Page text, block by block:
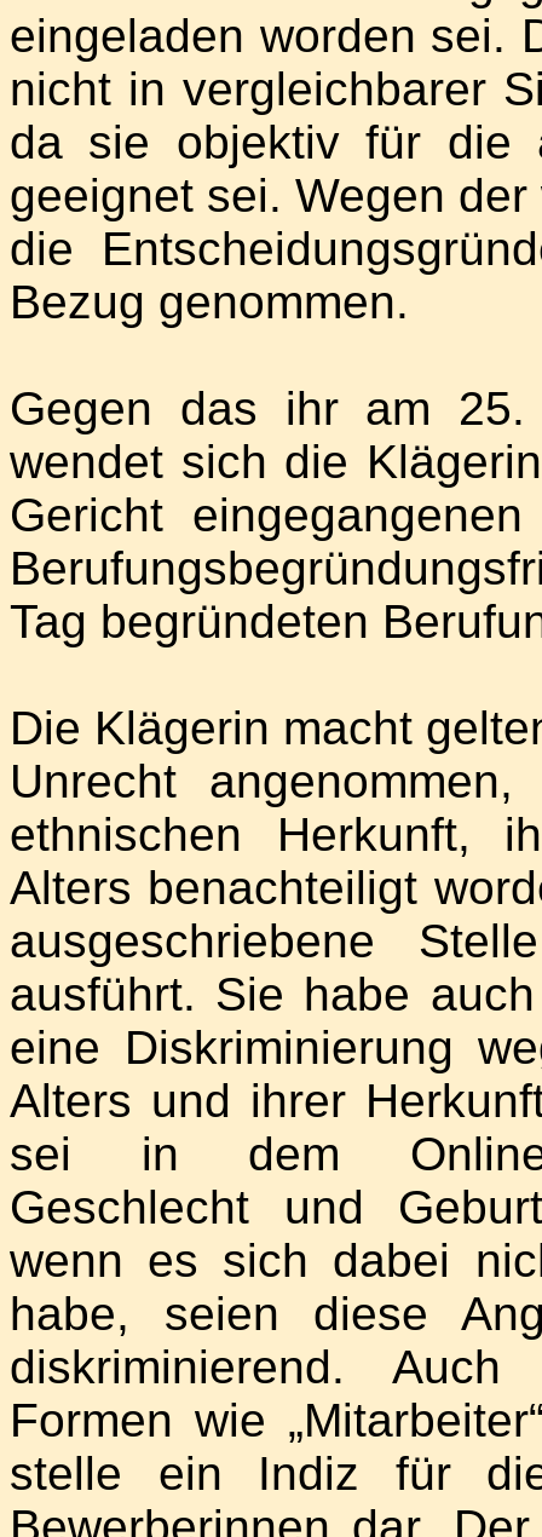
eingeladen worden sei.
nicht in vergleichbarer
da sie objektiv für die
geeignet sei. Wegen
die
Bezug genommen.
Gegen das ihr am 25.
wendet sich die
Gericht
Tag begründeten
Die Klägerin macht
Unrecht
ethnischen Herkunft,
Alters benachteiligt
ausgeschriebene
ausführt. Sie habe
eine Diskriminierung
Alters und ihrer
sei in dem Online-
Geschlecht und
wenn es sich dabei
habe, seien diese
diskriminierend.
Formen wie
stelle ein Indiz für die
Bewerberinnen dar.